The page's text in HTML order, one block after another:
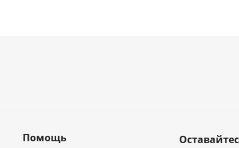
Помощь